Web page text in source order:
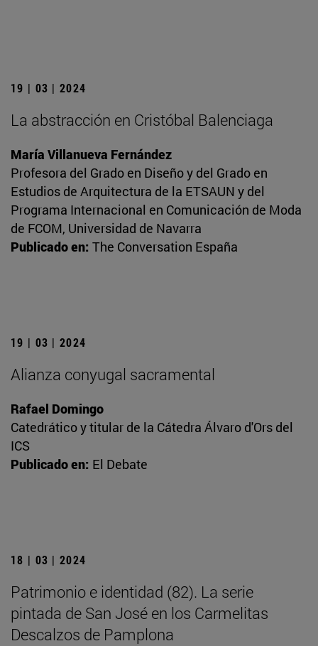
19 | 03 | 2024
La abstracción en Cristóbal Balenciaga
María Villanueva Fernández
Profesora del Grado en Diseño y del Grado en
Estudios de Arquitectura de la ETSAUN y del
Programa Internacional en Comunicación de Moda
de FCOM, Universidad de Navarra
Publicado en: The Conversation España
19 | 03 | 2024
Alianza conyugal sacramental
Rafael Domingo
Catedrático y titular de la Cátedra Álvaro d'Ors del
ICS
Publicado en: El Debate
18 | 03 | 2024
Patrimonio e identidad (82). La serie
pintada de San José en los Carmelitas
Descalzos de Pamplona